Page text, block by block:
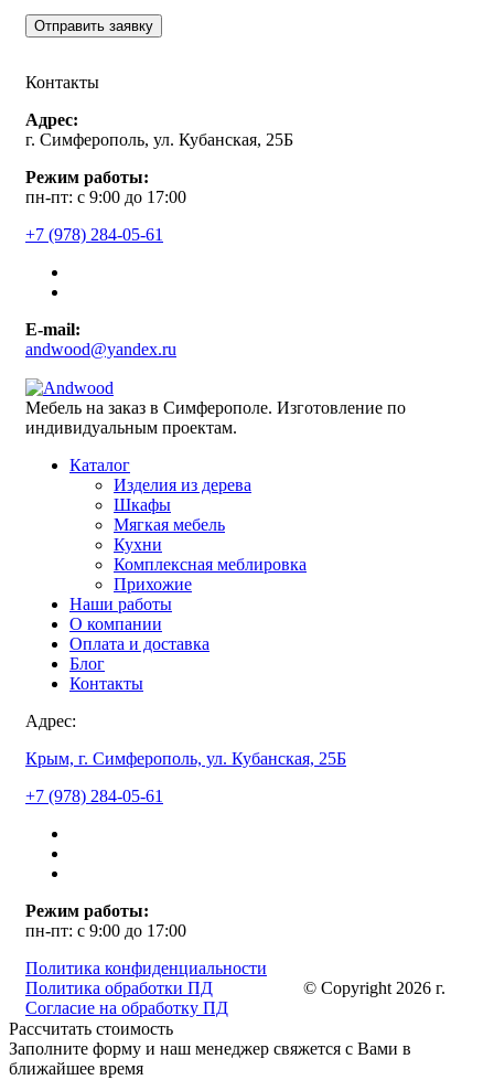
Контакты
Адрес:
г. Симферополь, ул. Кубанская, 25Б
Режим работы:
пн-пт: с 9:00 до 17:00
+7 (978) 284-05-61
E-mail:
andwood@yandex.ru
Мебель на заказ в Симферополе. Изготовление по
индивидуальным проектам.
Каталог
Изделия из дерева
Шкафы
Мягкая мебель
Кухни
Комплексная меблировка
Прихожие
Наши работы
О компании
Оплата и доставка
Блог
Контакты
Адрес:
Крым, г. Симферополь, ул. Кубанская, 25Б
+7 (978) 284-05-61
Режим работы:
пн-пт: с 9:00 до 17:00
Политика конфиденциальности
Политика обработки ПД
Согласие на обработку ПД
© Copyright 2026 г.
Рассчитать стоимость
Заполните форму и наш менеджер свяжется с Вами в
ближайшее время